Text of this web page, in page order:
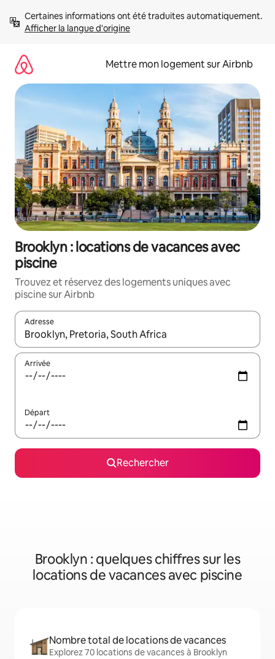
directement
Afficher la langue d'origine
Mettre mon logement sur Airbnb
Brooklyn : locations de vacances avec
piscine
Trouvez et réservez des logements uniques avec
piscine sur Airbnb
Adresse
Lorsque les résultats s'affichent, utilisez les flèches vers le
Arrivée
Départ
Rechercher
Brooklyn : quelques chiffres sur les
locations de vacances avec piscine
Nombre total de locations de vacances
Explorez 70 locations de vacances à Brooklyn